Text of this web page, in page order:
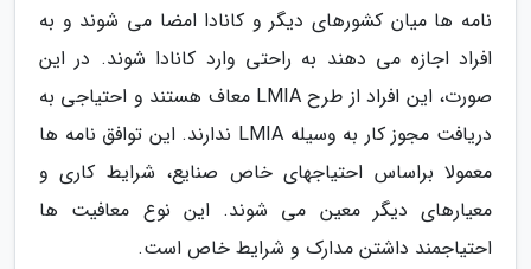
نامه ها میان کشورهای دیگر و کانادا امضا می شوند و به
افراد اجازه می دهند به راحتی وارد کانادا شوند. در این
صورت، این افراد از طرح LMIA معاف هستند و احتیاجی به
دریافت مجوز کار به وسیله LMIA ندارند. این توافق نامه ها
معمولا براساس احتیاجهای خاص صنایع، شرایط کاری و
معیارهای دیگر معین می شوند. این نوع معافیت ها
احتیاجمند داشتن مدارک و شرایط خاص است.